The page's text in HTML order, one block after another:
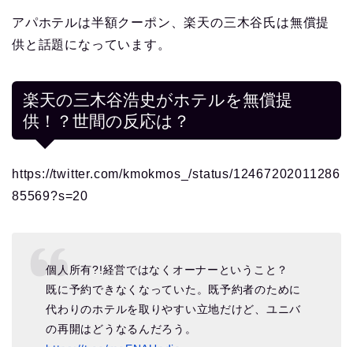
アパホテルは半額クーポン、楽天の三木谷氏は無償提
供と話題になっています。
楽天の三木谷浩史がホテルを無償提
供！？世間の反応は？
https://twitter.com/kmokmos_/status/12467202011286
85569?s=20
個人所有?!経営ではなくオーナーということ？
既に予約できなくなっていた。既予約者のために
代わりのホテルを取りやすい立地だけど、ユニバ
の再開はどうなるんだろう。